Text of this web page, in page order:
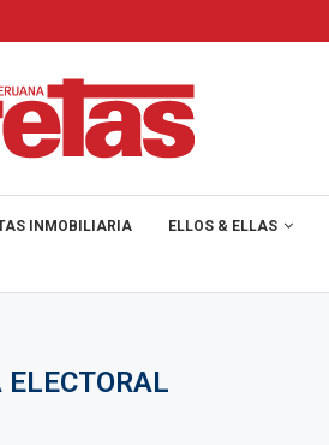
INMOBILIARIA ELLOS & ELLAS